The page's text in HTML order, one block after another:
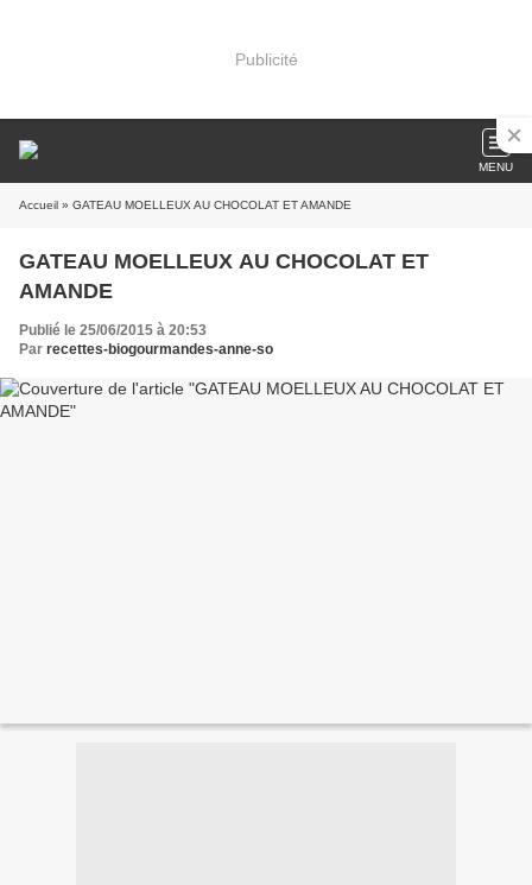
Publicité
MENU
Accueil » GATEAU MOELLEUX AU CHOCOLAT ET AMANDE
GATEAU MOELLEUX AU CHOCOLAT ET
AMANDE
Publié le 25/06/2015 à 20:53
Par recettes-biogourmandes-anne-so